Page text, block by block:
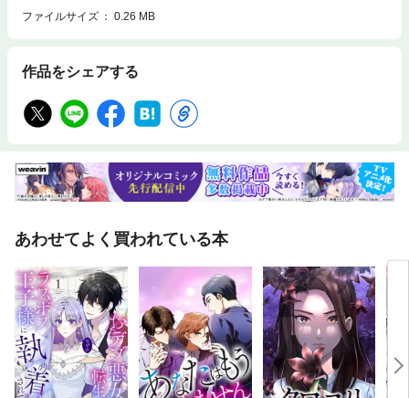
ファイルサイズ
0.26 MB
作品をシェアする
あわせてよく買われている本